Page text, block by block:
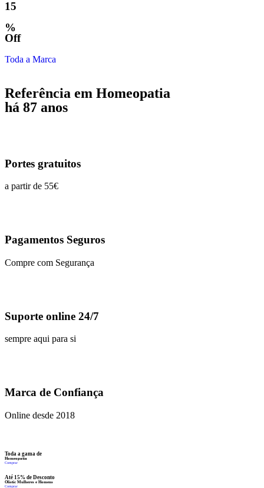
15
%
Off
Toda a Marca
Referência em Homeopatia
há 87 anos
Portes gratuitos
a partir de 55€
Pagamentos Seguros
Compre com Segurança
Suporte online 24/7
sempre aqui para si
Marca de Confiança
Online desde 2018
Toda a gama de
Homeopatia
Comprar
Até 15% de Desconto
Olistic Mulheres e Homens
Comprar